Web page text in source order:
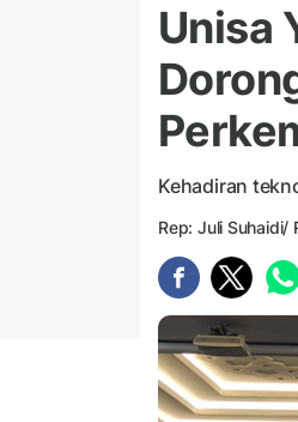
Unisa
Kehadiran
Rep: Juli Suhaidi/